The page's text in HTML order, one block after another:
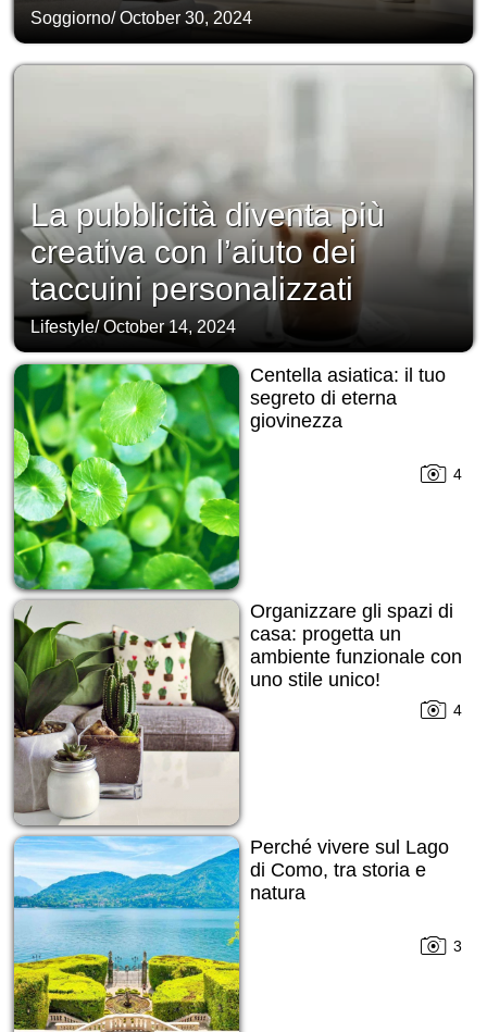
Soggiorno/October 30, 2024
La pubblicità diventa più
creativa con l’aiuto dei
taccuini personalizzati
Lifestyle/October 14, 2024
Centella asiatica: il tuo
segreto di eterna
giovinezza
4
Organizzare gli spazi di
casa: progetta un
ambiente funzionale con
uno stile unico!
4
Perché vivere sul Lago
di Como, tra storia e
natura
3